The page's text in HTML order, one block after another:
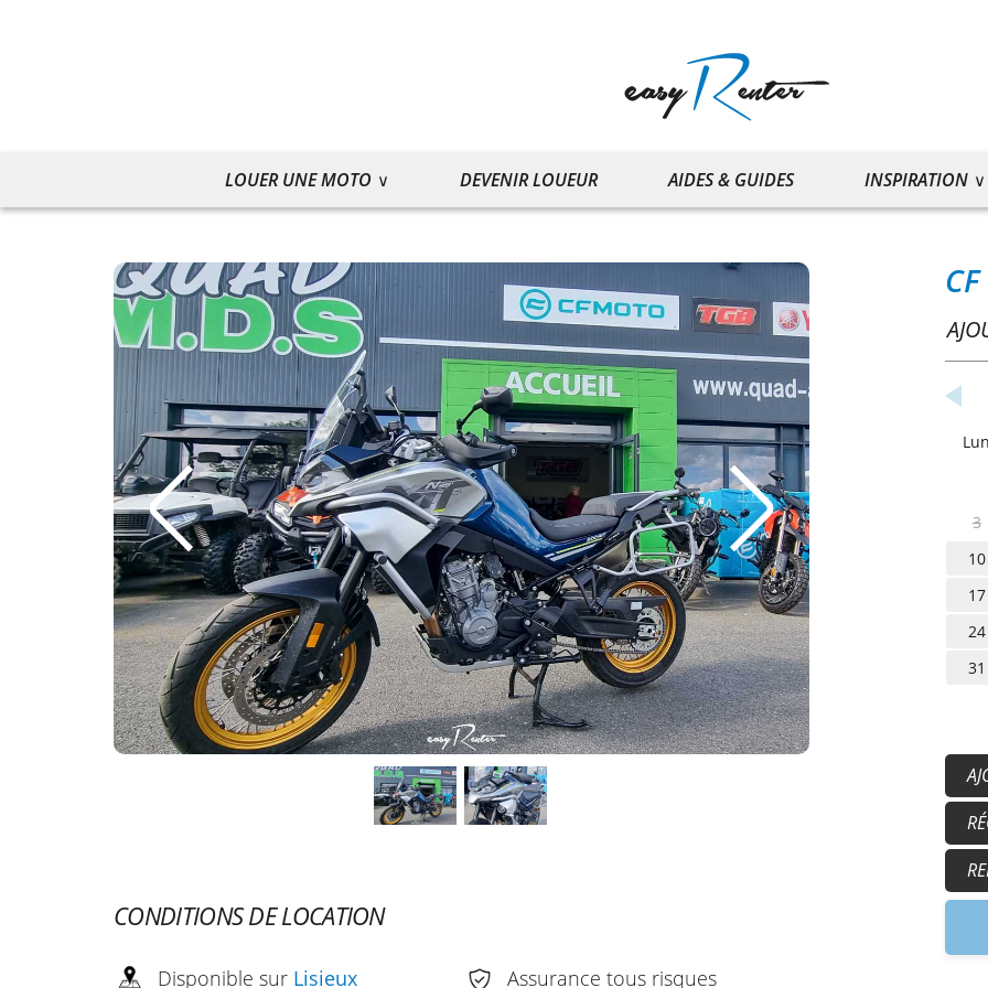
LOUER UNE MOTO DEVENIR LOUEUR AIDES & GUIDES INSPIRATION
CONDITIONS DE LOCATION
Disponible sur Lisieux
Assurance tous risques
Lun
3
10
17
24
31